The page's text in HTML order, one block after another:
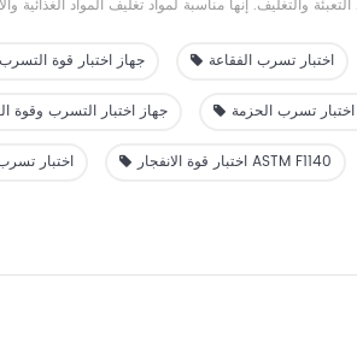
والتغليف. إنها مناسبة لمواد تغليف المواد الغذائية
وسلامة مواد التعبئة والتغليف. إنها تتمتع بقابلية
جهاز اختبار قوة اختبار تسرب الفقاعة
جهاز اختبار التسرب وقوة تسرب الحزمة
اختبار اختبار قوة الانفجار ASTM F1140